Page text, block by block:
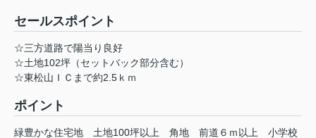
セールスポイント
☆三方道路で陽当り良好
☆土地102坪（セットバック部分含む）
☆東松山ＩＣまで約2.5ｋｍ
ポイント
緑豊かな住宅地 土地100坪以上 角地 前道６ｍ以上
小学校